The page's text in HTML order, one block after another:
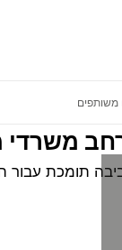
משותפים
תומכת עבור